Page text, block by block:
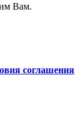
Вам.
соглашения